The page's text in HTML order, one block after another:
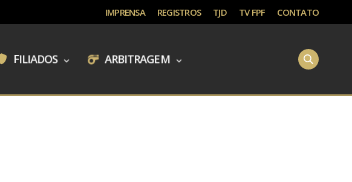
IMPRENSA REGISTROS TJD TV FPF CONTATO
FILIADOS ARBITRAGEM